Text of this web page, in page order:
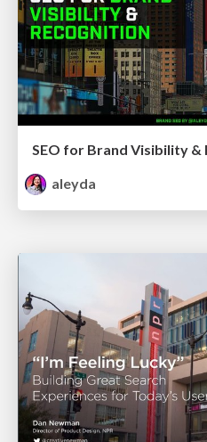
SEO for Brand Visibility &
aleyda